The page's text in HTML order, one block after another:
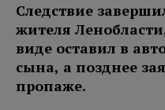
Следствие
жителя
виде оставил в
сына, а позднее
пропаже.